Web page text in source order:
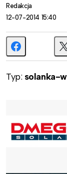
Redakcja
12-07-2014 15:40
Typ: solanka-